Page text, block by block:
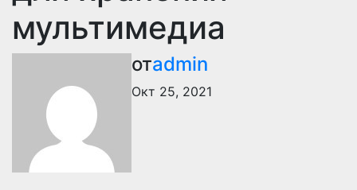
мультимедиа
отadmin
Окт 25, 2021